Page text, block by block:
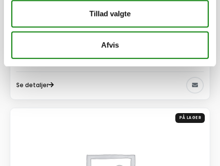
Tillad valgte
Afvis
Netgitter komplet 300 x 150 x 60 cm - stål, 16F3
6.725,00kr.
Afhentning og forsendelse
Se detaljer
PÅ LAGER